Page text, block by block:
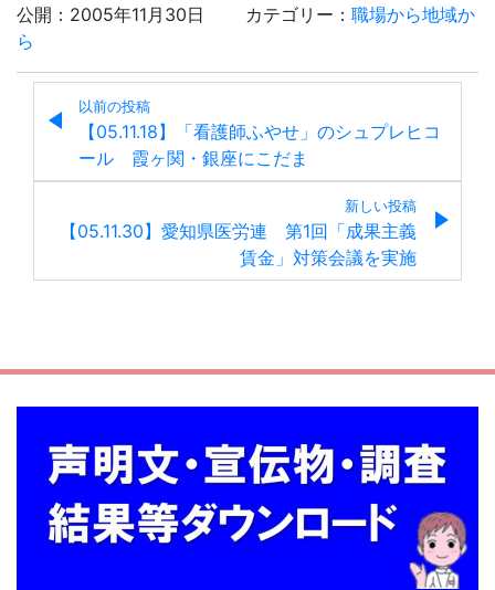
公開：2005年11月30日 カテゴリー： 職場から地域か
ら
以前の投稿
【05.11.18】「看護師ふやせ」のシュプレヒコ
ール 霞ヶ関・銀座にこだま
新しい投稿
【05.11.30】愛知県医労連 第1回「成果主義
賃金」対策会議を実施